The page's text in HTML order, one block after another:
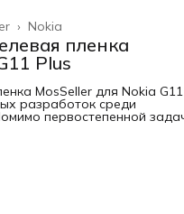
Nokia
›
›
пленка
Plus
MosSeller для Nokia
разработок среди
первостепенной
гидрогелевая пленка
глаз. Для создания этого
полимерный материал
она защищает
Среди главных
- устойчивость к